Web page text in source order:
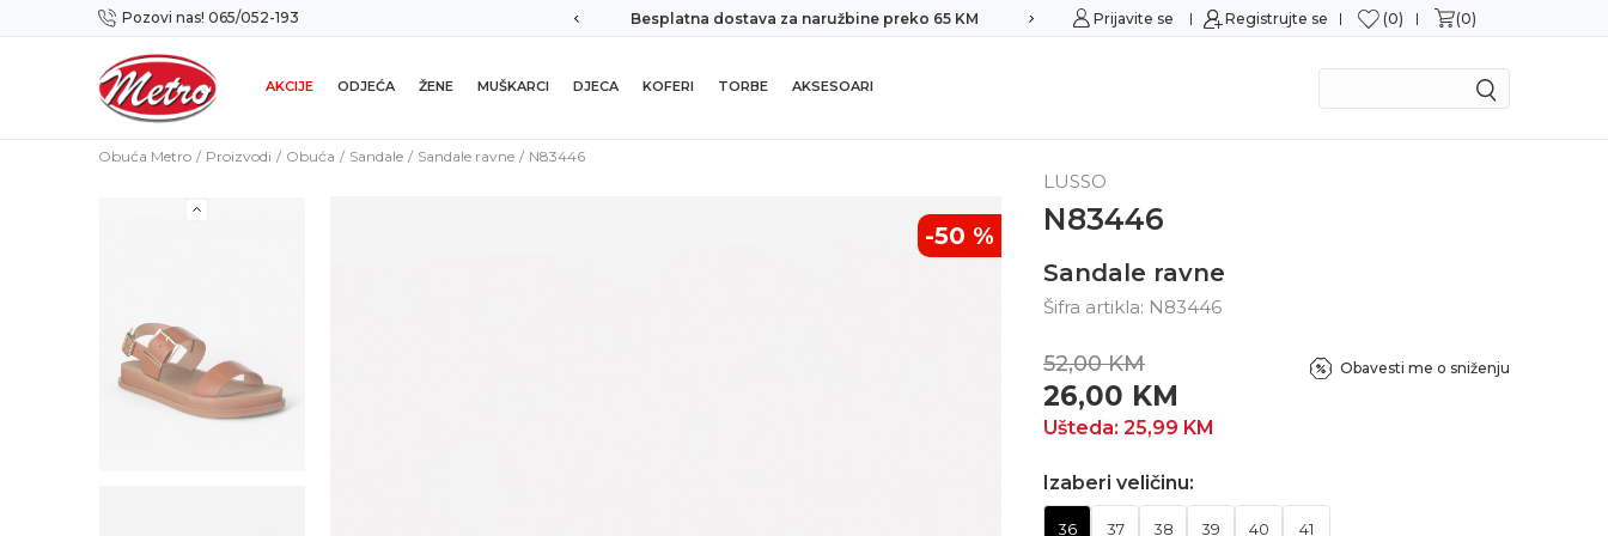
Pozovi nas! 065/052-193
Preuzmi NOVU Metro mobilnu aplikaciju! Besplatna dostava za naružbine preko 65 KM Sigurna kupovina
Prijavite se Registrujte se 0 0
AKCIJE ODJEĆA ŽENE MUŠKARCI DJECA KOFERI TORBE AKSESOARI
Obuća Metro Proizvodi Obuća Sandale Sandale ravne N83446
-50 %
LUSSO
N83446
Sandale ravne
Šifra artikla: N83446
52,00 KM
26,00 KM
Ušteda: 25,99 KM
Obavesti me o sniženju
Izaberi veličinu:
36 37 38 39 40 41